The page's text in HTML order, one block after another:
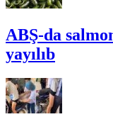
ABŞ-da
yayılıb